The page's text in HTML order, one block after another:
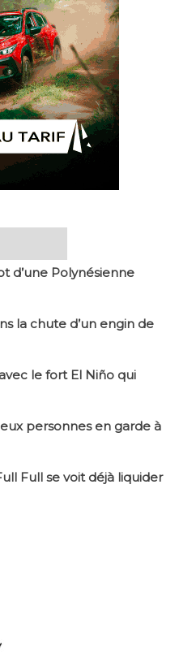
d’une Polynésienne
la chute d’un engin de
le fort El Niño qui
personnes en garde à
Full se voit déjà liquider